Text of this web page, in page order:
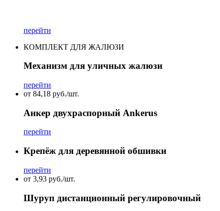
перейти
КОМПЛЕКТ ДЛЯ ЖАЛЮЗИ
Механизм для уличных жалюзи
перейти
от 84,18 руб./шт.
Анкер двухраспорный Ankerus
перейти
Крепёж для деревянной обшивки
перейти
от 3,93 руб./шт.
Шуруп дистанционный регулировочный